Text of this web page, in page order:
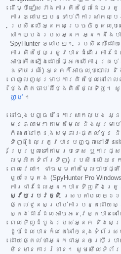
ដើម្បីជៀសវាងការគិតថ្លៃដែល
ការភ្លាមៗបន្ទាប់ពីការសា
ប្រសិនបើអ្នកសម្រេចចិត្តលុប
សាកល្បងរបស់អ្នក អ្នកនឹងប
SpyHunter ភ្លាមៗ។ ប្រសិនបើដ
ការគិតថ្លៃត្រូវបានដំណើរការ
អាចកើតឡើងដោយផ្អែកលើការគ្
ឧទាហរណ៍) អ្នកក៏អាចលុបចោល
ពេញលេញសម្រាប់ការគិតថ្លៃនៅពេ
ថ្ងៃគិតចាប់ពីថ្ងៃគិតថ្លៃទិញ។ សូ
ញាប់ ។
នៅចុងបញ្ចប់នៃការសាកល្បង អ្
មុនភ្លាមៗតាមតម្លៃ និងសម្រាប់
កំណត់នៅក្នុងសម្ភារៈផ្តល់ជូន
ទិញ (ដែលត្រូវបានបញ្ចូលនៅទីនេះ
ប្រែប្រួលទៅតាមប្រទេស ឬការ
លម្អិតទំព័រទិញ) ប្រសិនបើអ្នក
ពេលវេលា។ ជាធម្មតាតម្លៃចាប់ផ្ត
មួយខែម្តង (SpyHunter Pro
ការជាវដែលអ្នកបានទិញនឹងត្រូ
ស្វ័យប្រវត្តិ ស្របតាមលក្ខខ
ផ្តល់ជូនសម្រាប់ការបន្តដោយស្
ស្តង់ដារដែលអាចអនុវត្តបាននៅព
ពេលទិញដំបូងរបស់អ្នក និងសម្រ
ដូចដែលបានកំណត់នៅក្នុងទំព័រស
ដោយផ្តល់ថាអ្នកជាអ្នកប្រើប្រ
មិនមានការរំខាន។ សូមមើលទំព័